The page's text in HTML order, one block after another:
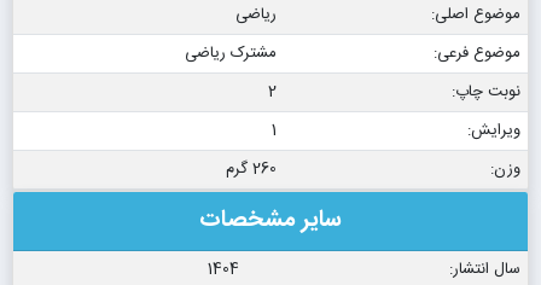
موضوع اصلی:
ریاضی
موضوع فرعی:
مشترک ریاضی
نوبت چاپ:
2
ویرایش:
1
وزن:
260 گرم
سایر مشخصات
سال انتشار:
1404